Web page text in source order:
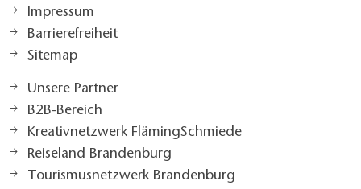
Impressum
Barrierefreiheit
Sitemap
Unsere Partner
B2B-Bereich
Kreativnetzwerk FlämingSchmiede
Reiseland Brandenburg
Tourismusnetzwerk Brandenburg